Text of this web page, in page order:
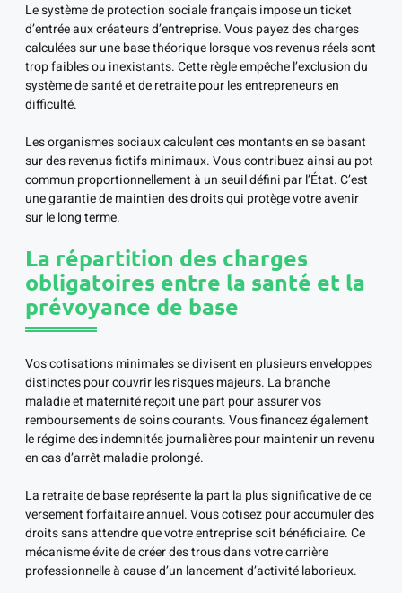
Le système de protection sociale français impose un ticket
d’entrée aux créateurs d’entreprise. Vous payez des charges
calculées sur une base théorique lorsque vos revenus réels sont
trop faibles ou inexistants. Cette règle empêche l’exclusion du
système de santé et de retraite pour les entrepreneurs en
difficulté.
Les organismes sociaux calculent ces montants en se basant
sur des revenus fictifs minimaux. Vous contribuez ainsi au pot
commun proportionnellement à un seuil défini par l’État. C’est
une garantie de maintien des droits qui protège votre avenir
sur le long terme.
La répartition des charges
obligatoires entre la santé et la
prévoyance de base
Vos cotisations minimales se divisent en plusieurs enveloppes
distinctes pour couvrir les risques majeurs. La branche
maladie et maternité reçoit une part pour assurer vos
remboursements de soins courants. Vous financez également
le régime des indemnités journalières pour maintenir un revenu
en cas d’arrêt maladie prolongé.
La retraite de base représente la part la plus significative de ce
versement forfaitaire annuel. Vous cotisez pour accumuler des
droits sans attendre que votre entreprise soit bénéficiaire. Ce
mécanisme évite de créer des trous dans votre carrière
professionnelle à cause d’un lancement d’activité laborieux.